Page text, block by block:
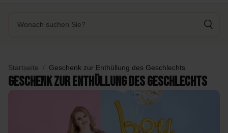
Startseite Geschenk zur Enthüllung des Geschlechts
Geschenk zur Enthüllung des Geschlechts